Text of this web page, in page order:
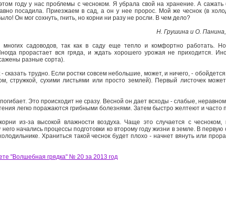
году у нас проблемы с чесноком. Я убрала свой на хранение. А сажать
посадила. Приезжаем в сад, а он у нее пророс. Мой же чеснок (в
Он мог сохнуть, гнить, но корни ни разу не росли. В чем дело?
Н. Грушина и О.
многих садоводов, так как в саду еще тепло и комфортно работать.
прорастает вся гряда, и ждать хорошего урожая не приходится.
разные сорта).
сказать трудно. Если ростки совсем небольшие, может, и ничего, -
стружкой, сухими листьями или просто землей). Первый листочек
Это происходит не сразу. Весной он дает всходы - слабые,
легко поражаются грибными болезнями. Затем быстро желтеют и часто
из-за высокой влажности воздуха. Чаще это случается с чесноком,
начались процессы подготовки ко второму году жизни в земле. В первую
Храниться такой чеснок будет плохо - начнет вянуть или
"Волшебная грядка" № 20 за 2013 год